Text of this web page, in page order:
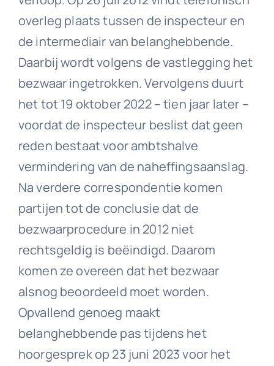
overleg plaats tussen de inspecteur en
de intermediair van belanghebbende.
Daarbij wordt volgens de vastlegging het
bezwaar ingetrokken. Vervolgens duurt
het tot 19 oktober 2022 – tien jaar later –
voordat de inspecteur beslist dat geen
reden bestaat voor ambtshalve
vermindering van de naheffingsaanslag.
Na verdere correspondentie komen
partijen tot de conclusie dat de
bezwaarprocedure in 2012 niet
rechtsgeldig is beëindigd. Daarom
komen ze overeen dat het bezwaar
alsnog beoordeeld moet worden.
Opvallend genoeg maakt
belanghebbende pas tijdens het
hoorgesprek op 23 juni 2023 voor het